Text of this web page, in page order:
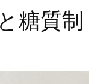
糖質制